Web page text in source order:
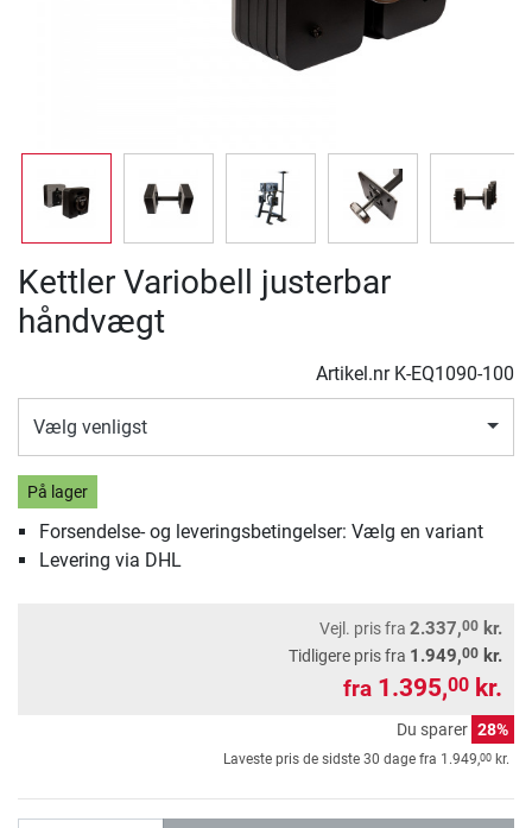
Kettler Variobell justerbar
håndvægt
Artikel.nr K-EQ1090-100
Vælg venligst
På lager
Forsendelse- og leveringsbetingelser: Vælg en variant
Levering via DHL
Vejl. prisfra 2.337,00 kr.
Tidligere pris fra 1.949,00 kr.
fra 1.395,00 kr.
Du sparer 28%
Laveste pris de sidste 30 dage fra 1.949,00 kr.